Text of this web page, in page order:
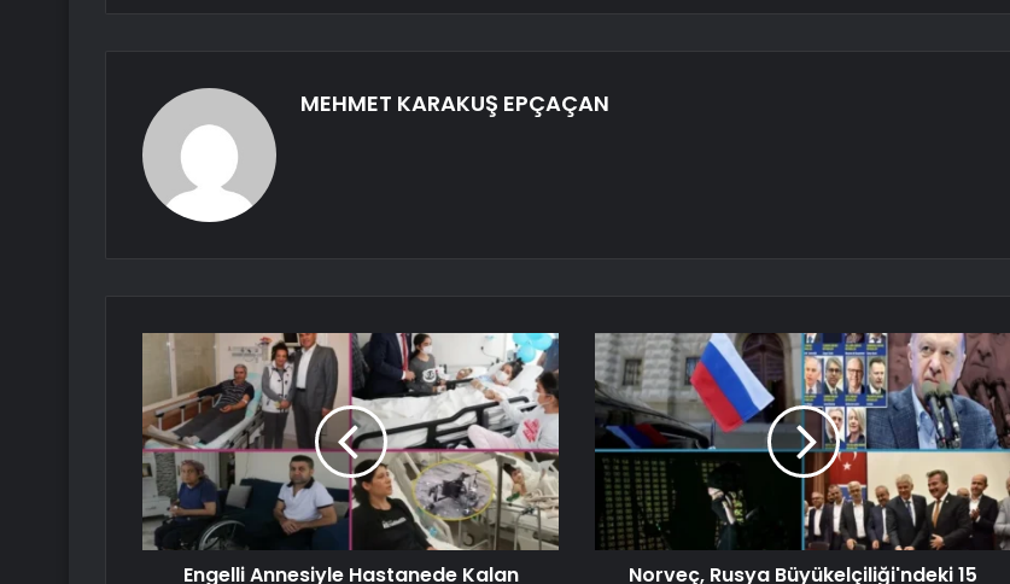
MEHMET KARAKUŞ EPÇAÇAN
Engelli Annesiyle Hastanede Kalan
Norveç, Rusya Büyükelçiliği'ndeki 15